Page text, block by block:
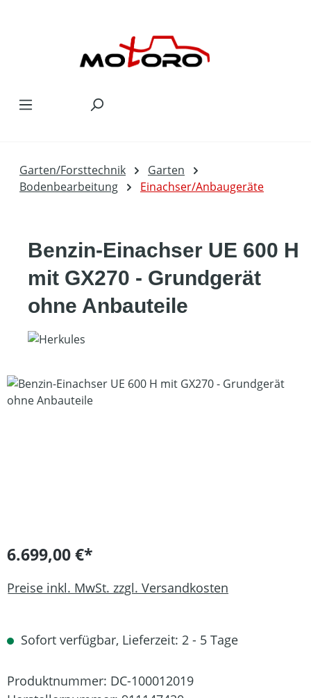
Garten/Forsttechnik
Garten
Bodenbearbeitung
Einachser/Anbaugeräte
Benzin-Einachser UE 600 H
mit GX270 - Grundgerät
ohne Anbauteile
Bildergalerie überspringen
6.699,00 €*
Preise inkl. MwSt. zzgl. Versandkosten
Sofort verfügbar, Lieferzeit: 2 - 5 Tage
Produktnummer: DC-100012019